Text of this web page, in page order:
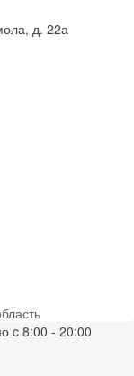
д. 22а
c 8:00 - 20:00